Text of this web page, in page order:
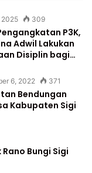
2025 309
P3K,
Adwil Lakukan
Disiplin bagi…
6, 2022 371
Bendungan
Kabupaten Sigi
Bungi Sigi